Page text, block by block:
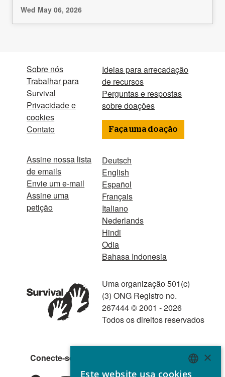
Wed May 06, 2026
Sobre nós
Trabalhar para
Survival
Privacidade e
cookies
Contato
Assine nossa lista
de emails
Envie um e-mail
Assine uma
petição
Ideias para arrecadação
de recursos
Perguntas e respostas
sobre doações
Faça uma doação
Deutsch
English
Español
Français
Italiano
Nederlands
Hindi
Odia
Bahasa Indonesia
Conecte-se conosco
Uma organização 501(c)
(3) ONG Registro no.
267444 © 2001 - 2026
Todos os direitos reservados
×
Este website usa cookies